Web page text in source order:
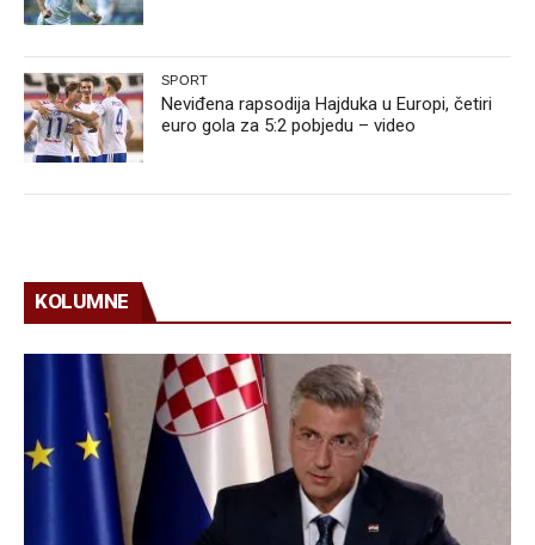
SPORT
Neviđena rapsodija Hajduka u Europi, četiri
euro gola za 5:2 pobjedu – video
KOLUMNE